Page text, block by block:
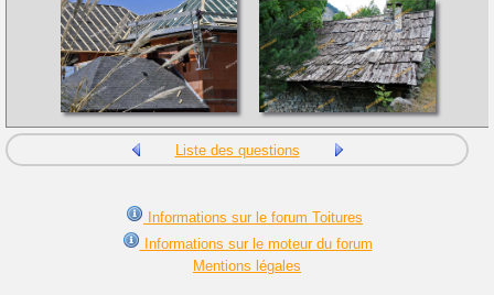
Liste des questions
Informations sur le forum Toitures
Informations sur le moteur du forum
Mentions légales